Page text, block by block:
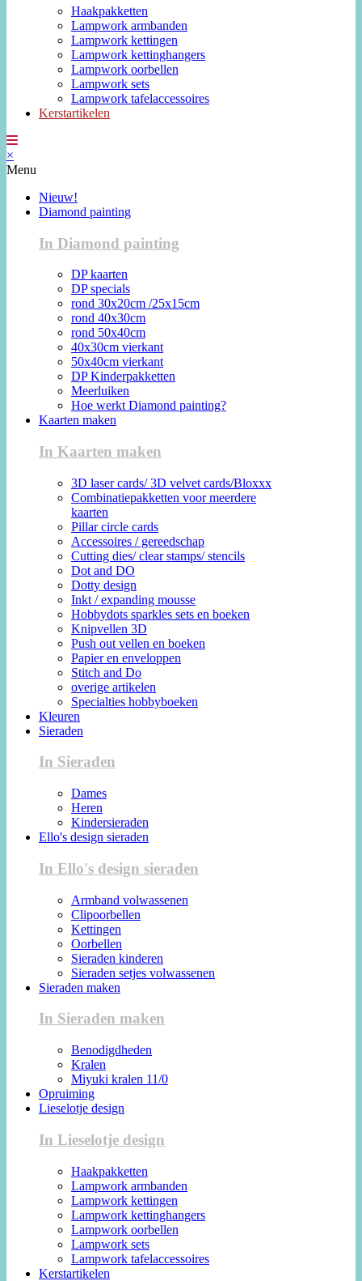
Haakpakketten
Lampwork armbanden
Lampwork kettingen
Lampwork kettinghangers
Lampwork oorbellen
Lampwork sets
Lampwork tafelaccessoires
Kerstartikelen
×
Menu
Nieuw!
Diamond painting
In Diamond painting
DP kaarten
DP specials
rond 30x20cm /25x15cm
rond 40x30cm
rond 50x40cm
40x30cm vierkant
50x40cm vierkant
DP Kinderpakketten
Meerluiken
Hoe werkt Diamond painting?
Kaarten maken
In Kaarten maken
3D laser cards/ 3D velvet cards/Bloxxx
Combinatiepakketten voor meerdere
kaarten
Pillar circle cards
Accessoires / gereedschap
Cutting dies/ clear stamps/ stencils
Dot and DO
Dotty design
Inkt / expanding mousse
Hobbydots sparkles sets en boeken
Knipvellen 3D
Push out vellen en boeken
Papier en enveloppen
Stitch and Do
overige artikelen
Specialties hobbyboeken
Kleuren
Sieraden
In Sieraden
Dames
Heren
Kindersieraden
Ello's design sieraden
In Ello's design sieraden
Armband volwassenen
Clipoorbellen
Kettingen
Oorbellen
Sieraden kinderen
Sieraden setjes volwassenen
Sieraden maken
In Sieraden maken
Benodigdheden
Kralen
Miyuki kralen 11/0
Opruiming
Lieselotje design
In Lieselotje design
Haakpakketten
Lampwork armbanden
Lampwork kettingen
Lampwork kettinghangers
Lampwork oorbellen
Lampwork sets
Lampwork tafelaccessoires
Kerstartikelen